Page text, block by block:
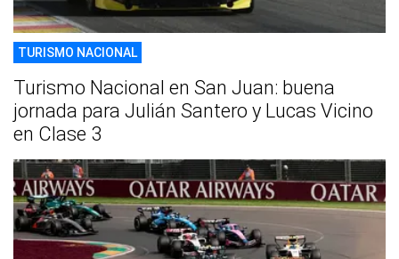
TURISMO NACIONAL
Turismo Nacional en San Juan: buena
jornada para Julián Santero y Lucas Vicino
en Clase 3